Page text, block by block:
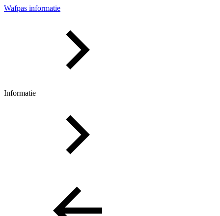
Wafpas informatie
Informatie